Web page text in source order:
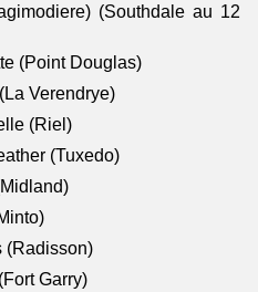
(Southdale au 12
(Point Douglas)
Verendrye)
(Riel)
(Tuxedo)
(Radisson)
Garry)